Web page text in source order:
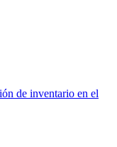
de inventario en el